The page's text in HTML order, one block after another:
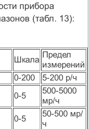
прибора
(табл. 13):
Шкала
Предел
измерений
0-200
5-200 р/ч
0-5
500-5000
мр/ч
0-5
50-500 мр/
ч